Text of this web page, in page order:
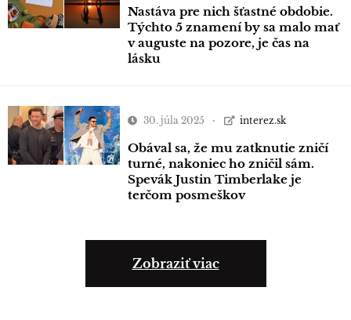
Nastáva pre nich šťastné obdobie.
Týchto 5 znamení by sa malo mať
v auguste na pozore, je čas na
lásku
30. júla 2025 interez.sk
Obával sa, že mu zatknutie zničí
turné, nakoniec ho zničil sám.
Spevák Justin Timberlake je
terčom posmeškov
Zobraziť viac